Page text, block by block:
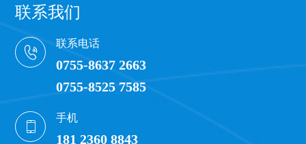
联系我们
联系电话
0755-8637 2663
0755-8525 7585
手机
181 2360 8843